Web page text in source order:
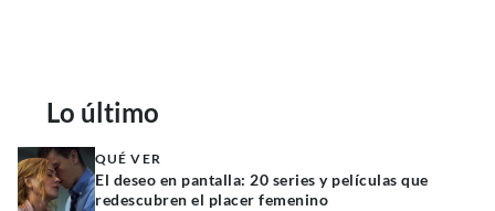
Lo último
QUÉ VER
El deseo en pantalla: 20 series y películas que
redescubren el placer femenino